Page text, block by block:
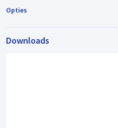
Opties
Downloads